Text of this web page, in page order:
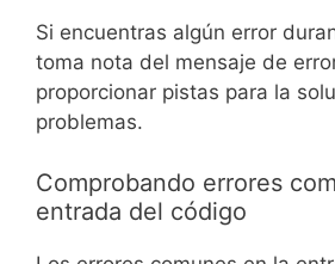
Si encuentras algún error
toma nota del mensaje de
proporcionar pistas para la
problemas.
Comprobando errores
entrada del código